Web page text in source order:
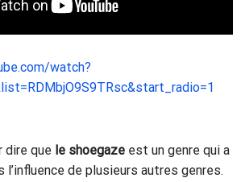
watch?
dire que le shoegaze est un genre qui a
de plusieurs autres genres.